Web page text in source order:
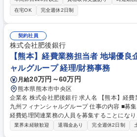
核企業として世界トップクラスの製品を有します。 ◇月次予算管理
管理および分析、レポート作成 ◇中長期含む
法人への経営支援 ◇各地域・各現地法人ごと
営と諸課題の解決 募集職種 【大阪】事業管理/中長期事業計画策定(海外
課) 会計知識◎/トヨタG中核企業
在宅OK
完全週休2日制
契約社員
株式会社肥後銀行
【熊本】経費業務担当者 地場優良
ャルグループ 経理/財務事務
月給20万円～60万円
熊本県熊本市中央区
企業名 株式会社肥後銀行 求人名 【熊本】経費業務担当者◆地場優良企業/
九州フィナンシャルグループ 仕事の内容 ■募集背景 当行総務部において
経費処理関連業務の人員を募集することになりました。 (1)
による経費処理業務など (2)経費予算管理など
業界未経験歓迎 退職金あり 完全週休2日制